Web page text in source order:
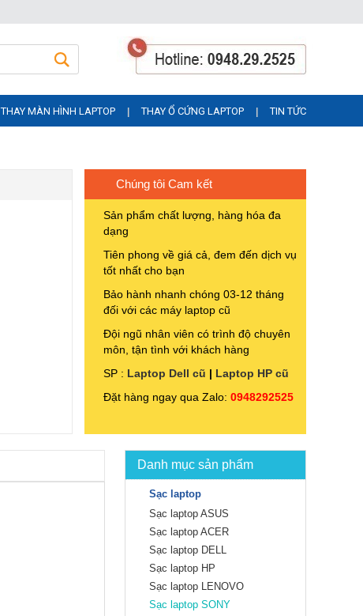
THAY MÀN HÌNH LAPTOP THAY Ổ CỨNG LAPTOP TIN TỨC
Chúng tôi Cam kết
Sản phẩm chất lượng, hàng hóa đa
dạng
Tiên phong về giá cả, đem đến dịch vụ
tốt nhất cho bạn
Bảo hành nhanh chóng 03-12 tháng
đối với các máy laptop cũ
Đội ngũ nhân viên có trình độ chuyên
môn, tận tình với khách hàng
SP : Laptop Dell cũ | Laptop HP cũ
Đặt hàng ngay qua Zalo: 0948292525
Danh mục sản phẩm
Sạc laptop
Sạc laptop ASUS
Sạc laptop ACER
Sạc laptop DELL
Sạc laptop HP
Sạc laptop LENOVO
Sạc laptop SONY